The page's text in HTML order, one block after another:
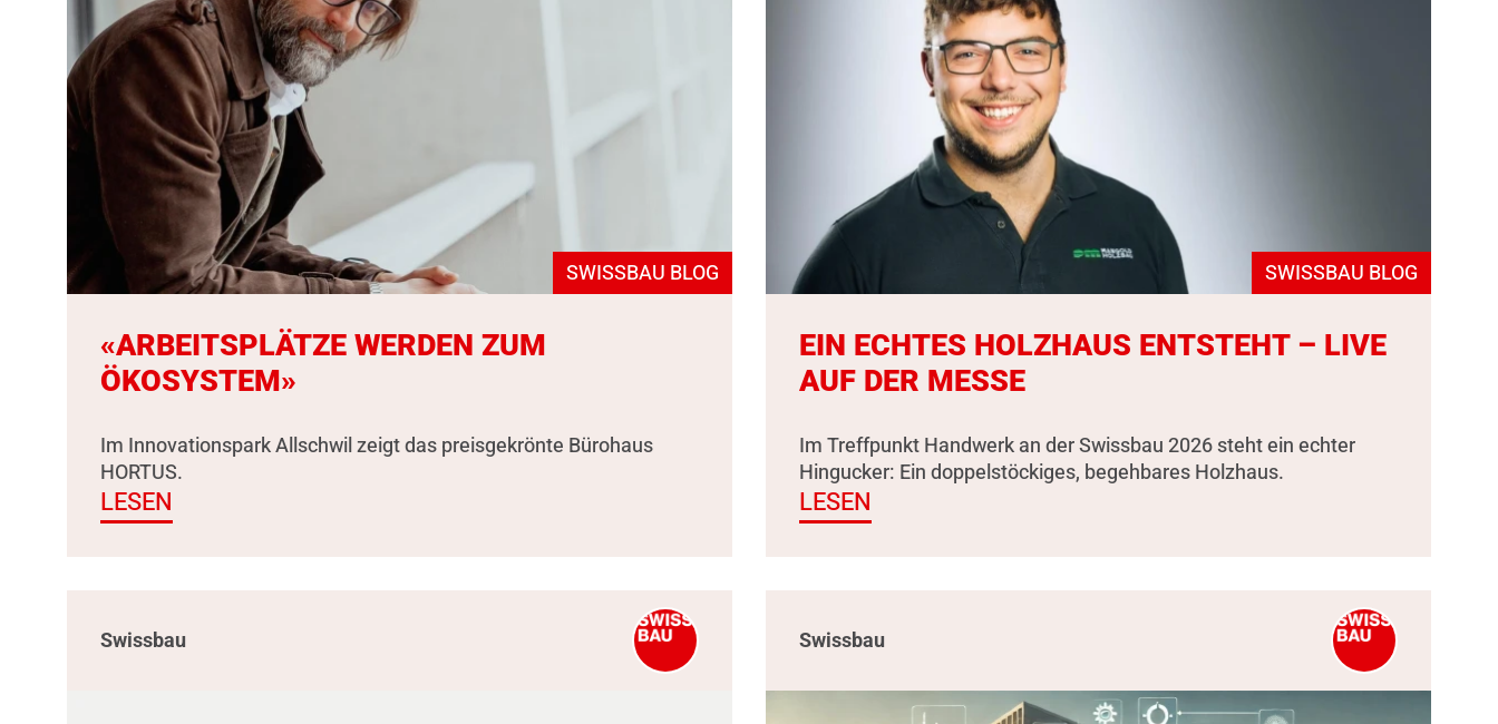
SWISSBAU BLOG
«ARBEITSPLÄTZE WERDEN ZUM
ÖKOSYSTEM»
Im Innovationspark Allschwil zeigt das preisgekrönte Bürohaus
HORTUS.
LESEN
SWISSBAU BLOG
EIN ECHTES HOLZHAUS ENTSTEHT – LIVE
AUF DER MESSE
Im Treffpunkt Handwerk an der Swissbau 2026 steht ein echter
Hingucker: Ein doppelstöckiges, begehbares Holzhaus.
LESEN
Swissbau Swissbau